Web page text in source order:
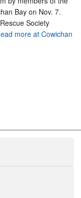
Bay on Nov. 7.
Society
more at Cowichan